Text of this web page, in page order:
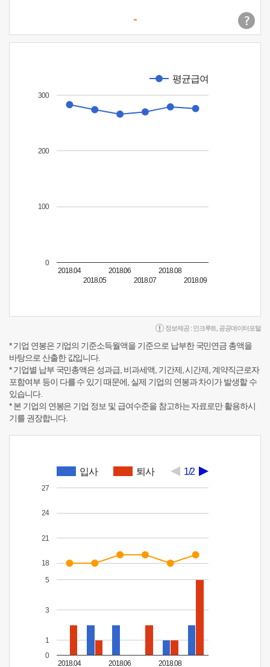
-
평균급여
2018.04
2018.05
2018.06
2018.07
2018.08
2018.09
0
100
200
300
정보제공 : 인크루트 공공데이터포털
* 기업 연봉은 기업의 기준소득월액을 기준으로 납부한 국민연금 총액을
바탕으로 산출한 값입니다.
* 기업별 납부 국민총액은 성과급, 비과세액, 기간제, 시간제, 계약직근로자
포함여부 등이 다를 수 있기 때문에, 실제 기업의 연봉과 차이가 발생할 수
있습니다.
* 본 기업의 연봉은 기업 정보 및 급여수준을 참고하는 자료로만 활용하시
기를 권장합니다.
입사 퇴사 1/2
2018.04
2018.06
2018.08
0
1
3
5
18
21
24
27